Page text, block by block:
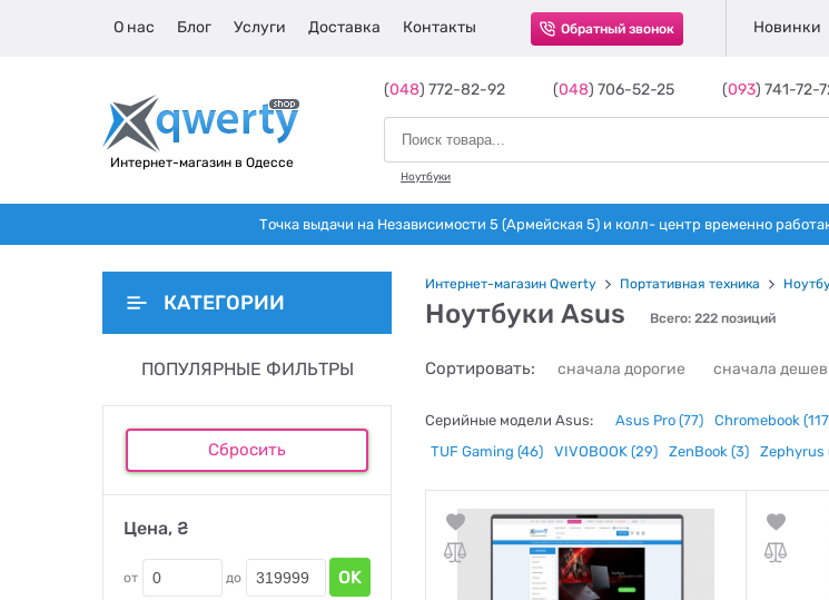
О нас Блог Услуги Доставка Контакты Обратный звонок Новинки
Интернет-магазин в Одессе
(048) 772-82-92 (048) 706-52-25 (093) 741-72-
Ноутбуки
Точка выдачи на Независимости 5 (Армейская 5) и колл- центр временно
КАТЕГОРИИ
ПОПУЛЯРНЫЕ ФИЛЬТРЫ
Сбросить
Цена, ₴
от до OK
Интернет-магазин Qwerty Портативная техника
Ноутбуки Asus Всего: 222 позиций
Сортировать: сначала дорогие сначала
Серийные модели Asus: Asus Pro (77) Chromebook
TUF Gaming (46) VIVOBOOK (29) ZenBook (3) Zephyrus